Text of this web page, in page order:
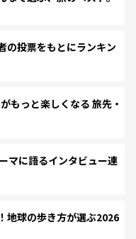
投票をもとにランキン
っと楽しくなる 旅先・
マに語るインタビュー連
地球の歩き方が選ぶ2026